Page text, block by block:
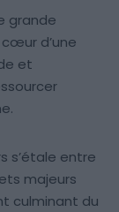
grande
d’une
et
s’étale entre
majeurs
culminant du